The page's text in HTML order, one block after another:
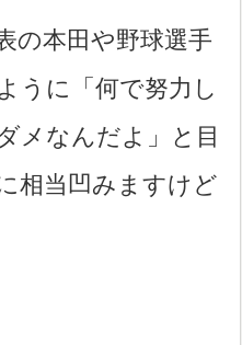
の本田や野球選手
うに「何で努力し
メなんだよ」と目
相当凹みますけど